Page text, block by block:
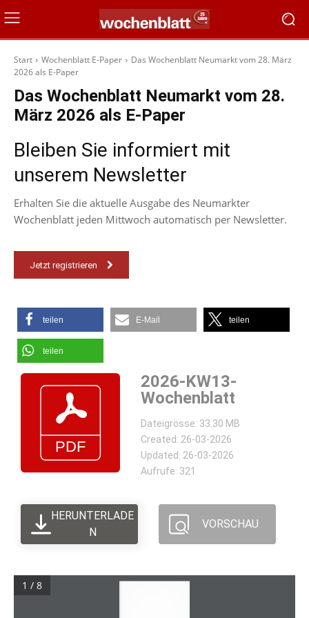
Start Wochenblatt E-Paper
Das Wochenblatt Neumarkt vom 28. März
2026 als E-Paper
Das Wochenblatt Neumarkt vom 28.
März 2026 als E-Paper
Bleiben Sie informiert mit
unserem Newsletter
Erhalten Sie die aktuelle Ausgabe des Neumarkter
Wochenblatt jeden Mittwoch automatisch per Newsletter.
Jetzt registrieren
teilen E-Mail teilen
teilen
2026-KW13-
Wochenblatt
Dateigrösse: 33.30 MB
Created: 26-03-2026
Updated: 26-03-2026
Aufrufe: 321
HERUNTERLADE
N
VORSCHAU
1 / 8